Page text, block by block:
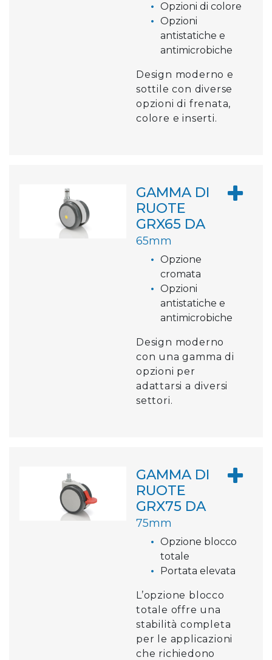
Opzioni di colore
Opzioni
antistatiche e
antimicrobiche
Design moderno e
sottile con diverse
opzioni di frenata,
colore e inserti.
GAMMA DI
RUOTE
GRX65 DA
65mm
Opzione
cromata
Opzioni
antistatiche e
antimicrobiche
Design moderno
con una gamma di
opzioni per
adattarsi a diversi
settori.
GAMMA DI
RUOTE
GRX75 DA
75mm
Opzione blocco
totale
Portata elevata
L’opzione blocco
totale offre una
stabilità completa
per le applicazioni
che richiedono